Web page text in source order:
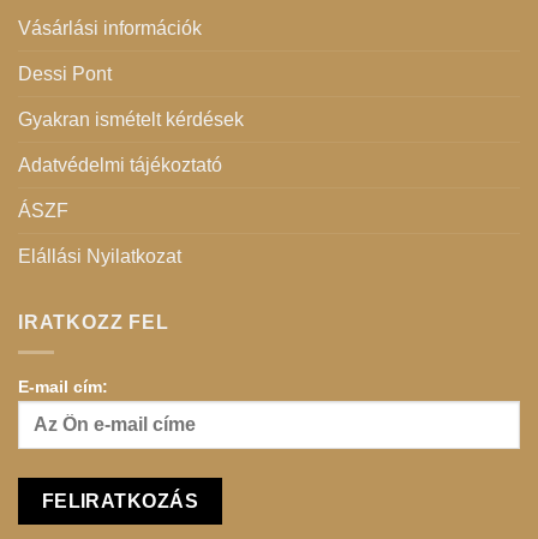
Vásárlási információk
Dessi Pont
Gyakran ismételt kérdések
Adatvédelmi tájékoztató
ÁSZF
Elállási Nyilatkozat
IRATKOZZ FEL
E-mail cím: